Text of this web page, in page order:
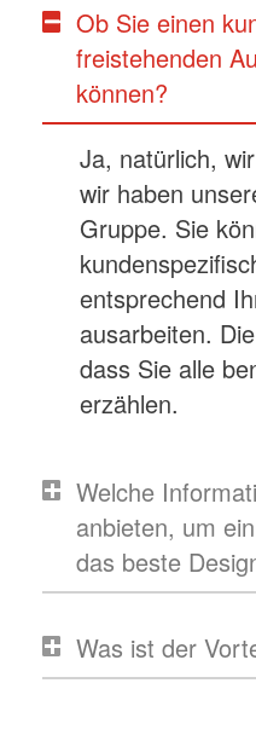
Ob Sie einen
freistehenden
können?
Ja, natürlich,
wir haben
Gruppe. Sie
entsprechend
ausarbeiten.
dass Sie alle
erzählen.
Welche
anbieten, um
das beste
Was ist der